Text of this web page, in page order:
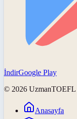
İndirGoogle Play
© 2026 UzmanTOEFL
Anasayfa